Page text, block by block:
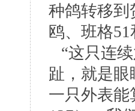
种鸽转移到
鸥、班格
“这只连
趾，就是
一只外表能